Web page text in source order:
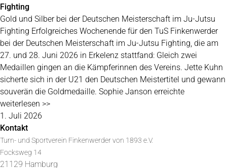
Fighting
Gold und Silber bei der Deutschen Meisterschaft im Ju-Jutsu
Fighting Erfolgreiches Wochenende für den TuS Finkenwerder
bei der Deutschen Meisterschaft im Ju-Jutsu Fighting, die am
27. und 28. Juni 2026 in Erkelenz stattfand: Gleich zwei
Medaillen gingen an die Kämpferinnen des Vereins. Jette Kuhn
sicherte sich in der U21 den Deutschen Meistertitel und gewann
souverän die Goldmedaille. Sophie Janson erreichte
weiterlesen >>
1. Juli 2026
Kontakt
Turn- und Sportverein Finkenwerder von 1893 e.V.
Focksweg 14
21129 Hamburg